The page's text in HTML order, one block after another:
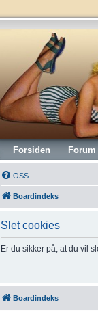
Vintagehifi.dk
Forsiden Forum
OSS
Boardindeks
Slet cookies
Er du sikker på, at du vil
Boardindeks